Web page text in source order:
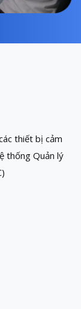
thiết bị cảm
thống Quản lý